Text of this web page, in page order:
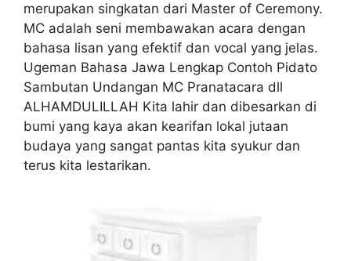
merupakan singkatan dari Master of Ceremony.
MC adalah seni membawakan acara dengan
bahasa lisan yang efektif dan vocal yang jelas.
Ugeman Bahasa Jawa Lengkap Contoh Pidato
Sambutan Undangan MC Pranatacara dll
ALHAMDULILLAH Kita lahir dan dibesarkan di
bumi yang kaya akan kearifan lokal jutaan
budaya yang sangat pantas kita syukur dan
terus kita lestarikan.